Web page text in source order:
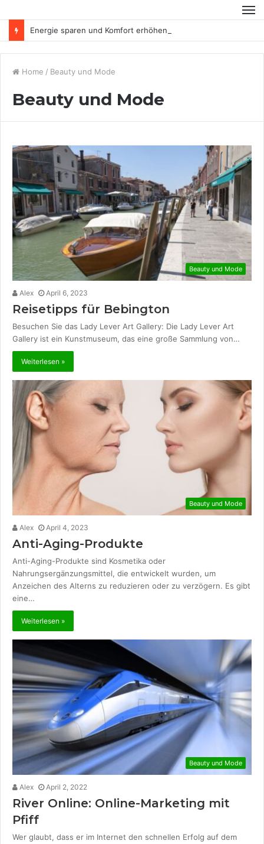
Energie sparen und Komfort erhöhen
Home / Beauty und Mode
Beauty und Mode
Beauty und Mode
Alex April 6, 2023
Reisetipps für Bebington
Besuchen Sie das Lady Lever Art Gallery: Die Lady Lever Art
Gallery ist ein Kunstmuseum, das eine große Sammlung von…
Weiterlesen »
Beauty und Mode
Alex April 4, 2023
Anti-Aging-Produkte
Anti-Aging-Produkte sind Kosmetika oder
Nahrungsergänzungsmittel, die entwickelt wurden, um
Anzeichen des Alterns zu reduzieren oder zu verzögern. Es gibt
eine…
Weiterlesen »
Beauty und Mode
Alex April 2, 2022
River Online: Online-Marketing mit
Pfiff
Wer glaubt, dass er im Internet den schnellen Erfolg auf dem